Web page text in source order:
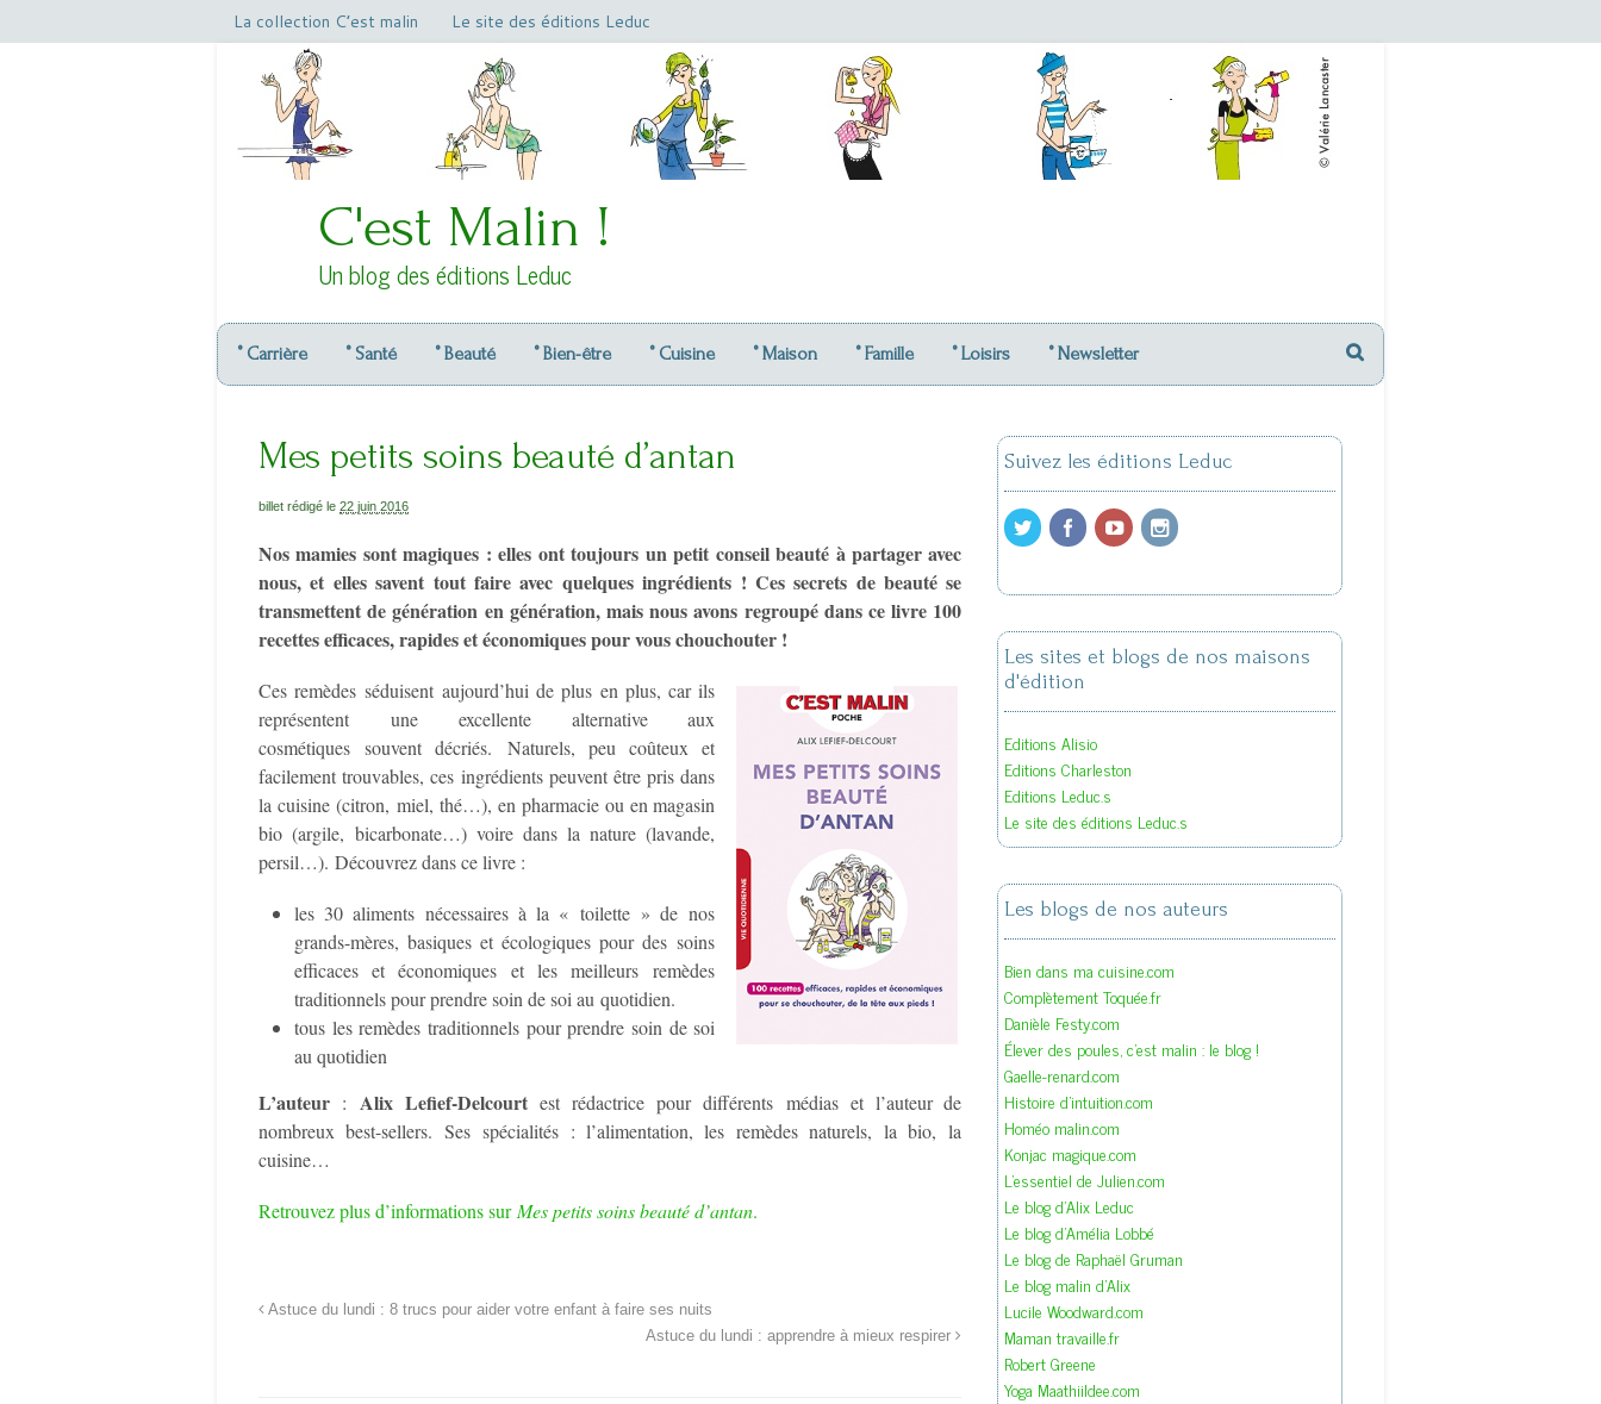
La collection C’est malin Le site des éditions Leduc
C'est Malin !
Un blog des éditions Leduc
° Carrière ° Santé ° Beauté ° Bien-être ° Cuisine ° Maison ° Famille ° Loisirs ° Newsletter
Mes petits soins beauté d’antan
billet rédigé le 22 juin 2016
Nos mamies sont magiques : elles ont toujours un petit conseil beauté à partager avec
nous, et elles savent tout faire avec quelques ingrédients ! Ces secrets de beauté se
transmettent de génération en génération, mais nous avons regroupé dans ce livre 100
recettes efficaces, rapides et économiques pour vous chouchouter !
Ces remèdes séduisent aujourd’hui de plus en plus, car ils
représentent une excellente alternative aux
cosmétiques souvent décriés. Naturels, peu coûteux et
facilement trouvables, ces ingrédients peuvent être pris dans
la cuisine (citron, miel, thé…), en pharmacie ou en magasin
bio (argile, bicarbonate…) voire dans la nature (lavande,
persil…). Découvrez dans ce livre :
les 30 aliments nécessaires à la « toilette » de nos
grands-mères, basiques et écologiques pour des soins
efficaces et économiques et les meilleurs remèdes
traditionnels pour prendre soin de soi au quotidien.
tous les remèdes traditionnels pour prendre soin de soi
au quotidien
L’auteur : Alix Lefief-Delcourtest rédactrice pour différents médias et l’auteur de
nombreux best-sellers. Ses spécialités : l’alimentation, les remèdes naturels, la bio, la
cuisine…
Retrouvez plus d’informations surMes petits soins beauté d’antan.
Astuce du lundi : 8 trucs pour aider votre enfant à faire ses nuits
Astuce du lundi : apprendre à mieux respirer
Suivez les éditions Leduc
Les sites et blogs de nos maisons
d'édition
Editions Alisio
Editions Charleston
Editions Leduc.s
Le site des éditions Leduc.s
Les blogs de nos auteurs
Bien dans ma cuisine.com
Complètement Toquée.fr
Danièle Festy.com
Élever des poules, c'est malin : le blog !
Gaelle-renard.com
Histoire d'intuition.com
Homéo malin.com
Konjac magique.com
L'essentiel de Julien.com
Le blog d'Alix Leduc
Le blog d'Amélia Lobbé
Le blog de Raphaël Gruman
Le blog malin d'Alix
Lucile Woodward.com
Maman travaille.fr
Robert Greene
Yoga Maathiildee.com